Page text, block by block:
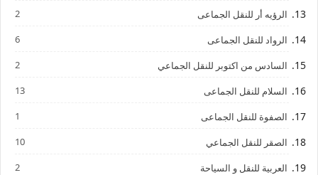
الرؤيه أر للنقل الجماعى 2
الرواد للنقل الجماعى 6
السادس من اكتوبر للنقل الجماعي 2
السلام للنقل الجماعى 13
الصفوة للنقل الجماعى 1
الصقر للنقل الجماعي 10
العربية للنقل و السياحة 2